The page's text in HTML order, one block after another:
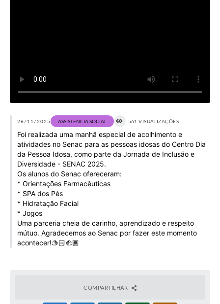
Arquivos para Download
Notícias
Obras
Galeria de Vídeos
Projetos
Links
Telefones Úteis
A Prefeitura
Enquete
26/11/2025 ASSISTÊNCIA SOCIAL 561 VISUALIZAÇÕES
Foi realizada uma manhã especial de acolhimento e
atividades no Senac para as pessoas idosas do Centro Dia
da Pessoa Idosa, como parte da Jornada de Inclusão e
Diversidade - SENAC 2025.
Os alunos do Senac ofereceram:
* Orientações Farmacêuticas
* SPA dos Pés
* Hidratação Facial
* ⁠Jogos
Uma parceria cheia de carinho, aprendizado e respeito
mútuo. Agradecemos ao Senac por fazer este momento
acontecer!🫱🏻‍🫲🏾
COMPARTILHAR